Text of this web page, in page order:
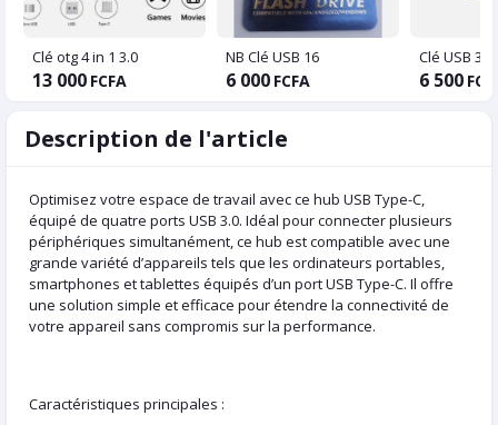
Clé otg 4 in 1 3.0
13 000 FCFA
NB Clé USB 16
6 000 FCFA 6 500
Description de l'article
Optimisez votre espace de travail avec ce hub USB Type-C,
équipé de quatre ports USB 3.0. Idéal pour connecter plusieurs
périphériques simultanément, ce hub est compatible avec une
grande variété d’appareils tels que les ordinateurs portables,
smartphones et tablettes équipés d’un port USB Type-C. Il offre
une solution simple et efficace pour étendre la connectivité de
votre appareil sans compromis sur la performance.
Caractéristiques principales :